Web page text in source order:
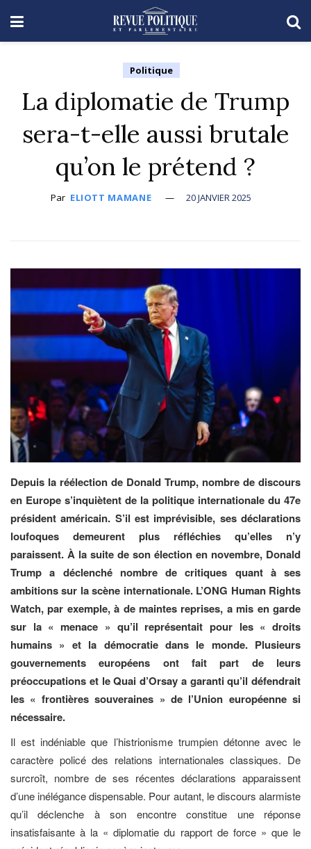
Politique
La diplomatie de Trump
sera-t-elle aussi brutale
qu’on le prétend ?
Par ELIOTT MAMANE 20 JANVIER 2025
Depuis la réélection de Donald Trump, nombre de discours
en Europe s’inquiètent de la politique internationale du 47e
président américain. S’il est imprévisible, ses déclarations
loufoques demeurent plus réfléchies qu’elles n’y
paraissent. À la suite de son élection en novembre, Donald
Trump a déclenché nombre de critiques quant à ses
ambitions sur la scène internationale. L’ONG Human Rights
Watch, par exemple, à de maintes reprises, a mis en garde
sur la « menace » qu’il représentait pour les « droits
humains » et la démocratie dans le monde. Plusieurs
gouvernements européens ont fait part de leurs
préoccupations et le Quai d’Orsay a garanti qu’il défendrait
les « frontières souveraines » de l’Union européenne si
nécessaire.
Il est indéniable que l’histrionisme trumpien détonne avec le
caractère policé des relations internationales classiques. De
surcroît, nombre de ses récentes déclarations apparaissent
d’une inélégance dispensable. Pour autant, le discours alarmiste
qu’il déclenche à son encontre constitue une réponse
insatisfaisante à la « diplomatie du rapport de force » que le